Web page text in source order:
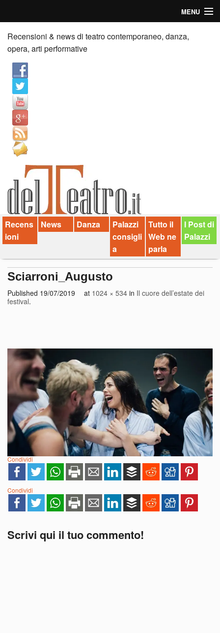
MENU
Home
Recensioni
Anticipazioni
News
Palazzi consiglia
Video
Chi siamo
Contatti
dT in English
Recensioni & news di teatro contemporaneo, danza,
opera, arti performative
Recens
ioni
News Danza
Palazzi
consigli
a
Tutto il
Web ne
parla
I Post di
Palazzi
Sciarroni_Augusto
Published 19/07/2019 at 1024 × 534 in Il cuore dell’estate dei
festival.
Condividi
Condividi
Scrivi qui il tuo commento!